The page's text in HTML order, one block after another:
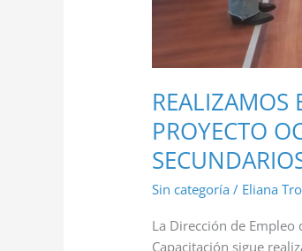
REALIZAMOS
PROYECTO
Sin categoría / Eliana
La Dirección de Empleo
Capacitación sigue